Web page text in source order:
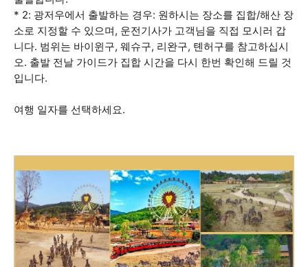
* 2: 광저우에서 출발하는 경우: 원하시는 장소를 집합/해산 장
소로 지정할 수 있으며, 운전기사가 고객님을 직접 모시러 갑
니다. 범위는 바이윈구, 웨슈구, 리완구, 톈허구를 참고하십시
오. 출발 전날 가이드가 집합 시간을 다시 한번 확인해 드릴 것
입니다.
여행 일자를 선택하세요.